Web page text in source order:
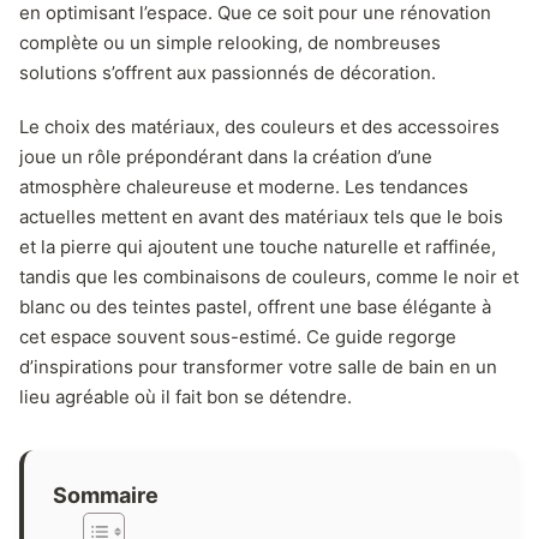
en optimisant l’espace. Que ce soit pour une rénovation
complète ou un simple relooking, de nombreuses
solutions s’offrent aux passionnés de décoration.
Le choix des matériaux, des couleurs et des accessoires
joue un rôle prépondérant dans la création d’une
atmosphère chaleureuse et moderne. Les tendances
actuelles mettent en avant des matériaux tels que le bois
et la pierre qui ajoutent une touche naturelle et raffinée,
tandis que les combinaisons de couleurs, comme le noir et
blanc ou des teintes pastel, offrent une base élégante à
cet espace souvent sous-estimé. Ce guide regorge
d’inspirations pour transformer votre salle de bain en un
lieu agréable où il fait bon se détendre.
Sommaire